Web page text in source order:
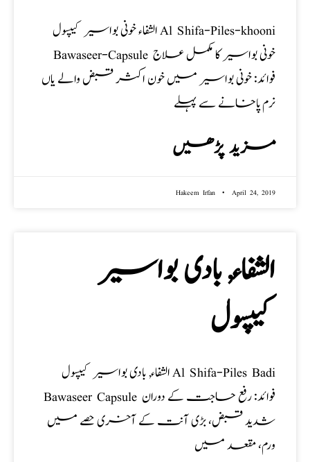
الشفاء خونی بواسیر کیپسول Al Shifa-Piles-khooni
Bawaseer-Capsule خونی بواسیر کا مکمل علاج
فوائد: خونی بواسیر میں خون اکثر قبض والے یاں
نرم پاخانے سے پہلے
مزید پڑھیں
Hakeem Irfan April 24, 2019
الشفاء, بادی بواسیر
کیپسول
الشفاء, بادی بواسیر کیپسول Al Shifa-Piles Badi
Bawaseer Capsule فوائد: رفع حاجت کے دوران
شدید قبض، بڑی آنت کے آخری حصے میں
ورم، مقعد میں